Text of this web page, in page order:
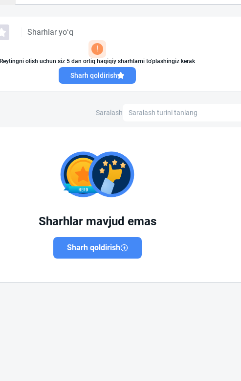
Sharhlar yo‘q
!
Reytingni olish uchun siz 5 dan ortiq haqiqiy sharhlarni to'plashingiz kerak
Sharh qoldirish
Saralash Saralash turini tanlang
Sharhlar mavjud emas
Sharh qoldirish